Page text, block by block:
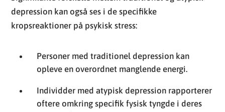
opleve en overordnet manglende energi.
Individder med atypisk depression rapporterer
arme og ben.
Det er essentielt for sundhedsprofessionelle at være
opmærksomme på denne nuance for at stille en
korrekt diagnose. Diagnostiske kriterier for atypisk